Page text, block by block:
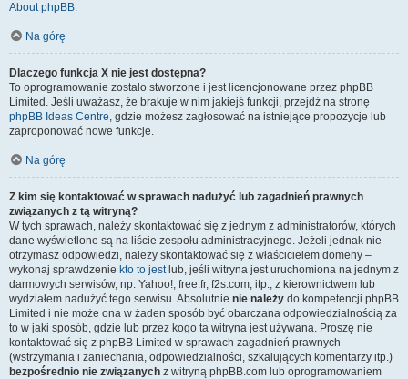
About phpBB.
Na górę
Dlaczego funkcja X nie jest dostępna?
To oprogramowanie zostało stworzone i jest licencjonowane przez phpBB
Limited. Jeśli uważasz, że brakuje w nim jakiejś funkcji, przejdź na stronę
phpBB Ideas Centre, gdzie możesz zagłosować na istniejące propozycje lub
zaproponować nowe funkcje.
Na górę
Z kim się kontaktować w sprawach nadużyć lub zagadnień prawnych
związanych z tą witryną?
W tych sprawach, należy skontaktować się z jednym z administratorów, których
dane wyświetlone są na liście zespołu administracyjnego. Jeżeli jednak nie
otrzymasz odpowiedzi, należy skontaktować się z właścicielem domeny –
wykonaj sprawdzenie kto to jestlub, jeśli witryna jest uruchomiona na jednym z
darmowych serwisów, np. Yahoo!, free.fr, f2s.com, itp., z kierownictwem lub
wydziałem nadużyć tego serwisu. Absolutnie nie należy do kompetencji phpBB
Limited i nie może ona w żaden sposób być obarczana odpowiedzialnością za
to w jaki sposób, gdzie lub przez kogo ta witryna jest używana. Proszę nie
kontaktować się z phpBB Limited w sprawach zagadnień prawnych
(wstrzymania i zaniechania, odpowiedzialności, szkalujących komentarzy itp.)
bezpośrednio nie związanych z witryną phpBB.com lub oprogramowaniem